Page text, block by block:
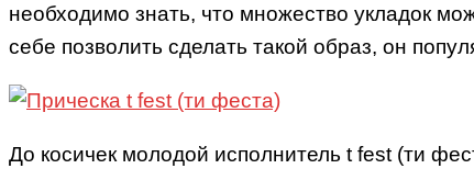
необходимо знать, что множество укладок
себе позволить сделать такой образ, он
До косичек молодой исполнитель t fest (ти